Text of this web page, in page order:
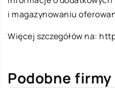
i magazynowaniu
Więcej szczegółów na:
Podobne firmy